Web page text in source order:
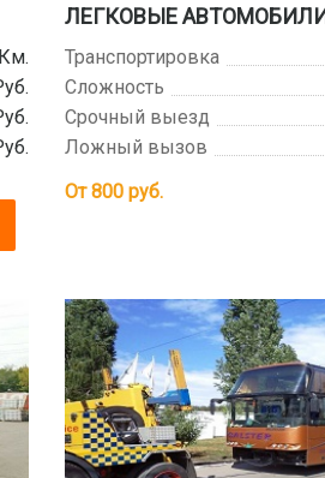
ЛЕГКОВЫЕ
Транспортировка
Сложность
Срочный выезд
Ложный вызов
От800руб.